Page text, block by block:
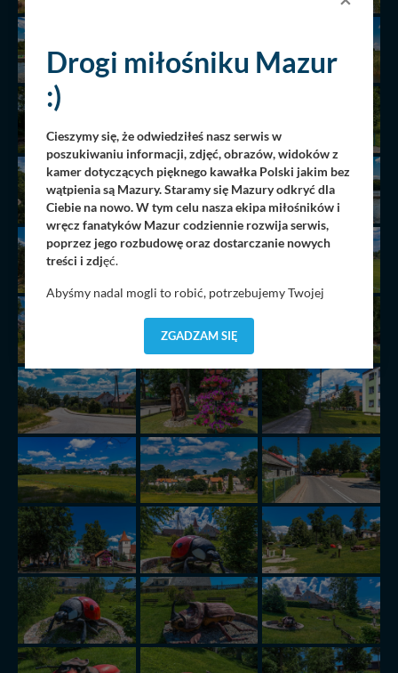
Drogi miłośniku Mazur
:)
Cieszymy się, że odwiedziłeś nasz serwis w
poszukiwaniu informacji, zdjęć, obrazów, widoków z
kamer dotyczących pięknego kawałka Polski jakim bez
wątpienia są Mazury. Staramy się Mazury odkryć dla
Ciebie na nowo. W tym celu nasza ekipa miłośników i
wręcz fanatyków Mazur codziennie rozwija serwis,
poprzez jego rozbudowę oraz dostarczanie nowych
treści i zdjęć.
Abyśmy nadal mogli to robić, potrzebujemy Twojej
dostosować do Twoich preferencji. Twoje dane (w tym
pliki cookies) będą zapisywane w celu usprawnienia
wyszukania, ulubione miejsca, logowania, itp).
Bezpieczeństwo Twoich danych jest dla nas
priorytetowe, bez poinformowania Ciebie nie będziemy
zmieniać zakresu naszych uprawnień. Twoje dane są u
nas bezpieczne, jeśli masz wątpliwości co do naszych
intencji, zawsze możesz wycofać swoją zgodę. Więcej
informacji uzyskach w naszejPolityce Prywatności
Klikając znak X lub przycisk PRZEJDŹ DO SERWISU
wyrażasz zgodę na przetwarzanie Twoich danych.
Nasz serwis nie wykorzystuje oraz nie udostępnia
Twoich danych innym podmiotom oraz osobom
trzecim. Wyjątkiem jest sytuacja, gdy przekazanie
Twoich danych jest elementem usługi (przekazanie
danych z formularza kontaktowego, przekazanie danych
w przypadku rezerwacji usług typu: nocleg, czartery,
itp). Więcej informacji o zasadach i funkcjonalności
ZGADZAM SIĘ